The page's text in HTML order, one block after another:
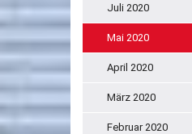
Juli 2020
Mai 2020
April 2020
März 2020
Februar 2020